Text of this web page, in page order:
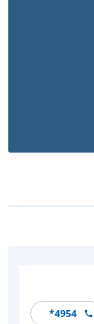
*4954